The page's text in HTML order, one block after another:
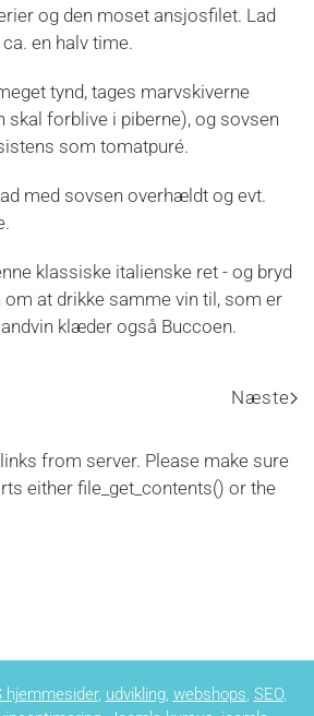
og den moset ansjosfilet. Lad
en halv time.
tynd, tages marvskiverne
skal forblive i piberne), og sovsen
som tomatpuré.
med sovsen overhældt og evt.
klassiske italienske ret - og bryd
at drikke samme vin til, som er
klæder også Buccoen.
Næste
from server. Please make sure
either file_get_contents() or the
hjemmesider, udvikling, webshops, SEO,